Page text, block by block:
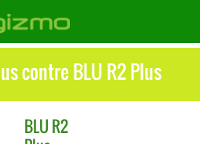
contre BLU R2 Plus
BLUR2